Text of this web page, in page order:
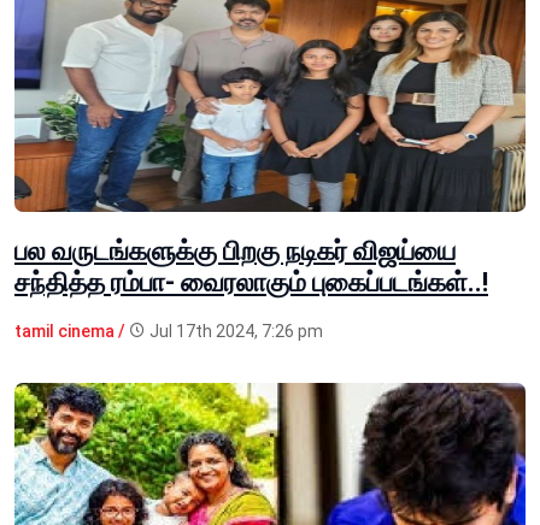
பல வருடங்களுக்கு பிறகு நடிகர் விஜய்யை
சந்தித்த ரம்பா- வைரலாகும் புகைப்படங்கள்..!
tamil cinema / Jul 17th 2024, 7:26 pm